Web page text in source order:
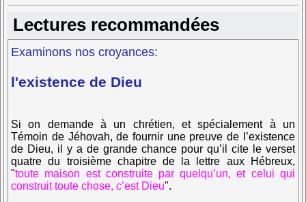
Lectures recommandées
Examinons nos croyances:
l'existence de Dieu
Si on demande à un chrétien, et spécialement à un
Témoin de Jéhovah, de fournir une preuve de l’existence
de Dieu, il y a de grande chance pour qu’il cite le verset
quatre du troisième chapitre de la lettre aux Hébreux,
"toute maison est construite par quelqu’un, et celui qui
construit toute chose, c’est Dieu".